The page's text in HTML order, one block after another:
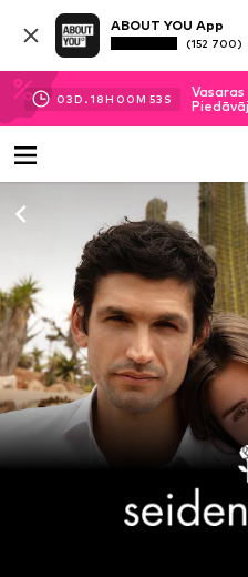
ABOUT YOU App
(152 700)
03D.18H 00M 51 S